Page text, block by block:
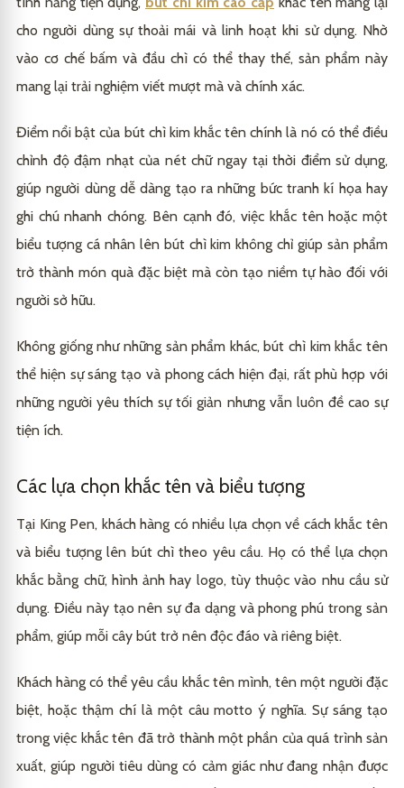
cho người dùng sự thoải mái và linh hoạt khi sử dụng. Nhờ
vào cơ chế bấm và đầu chì có thể thay thế, sản phẩm này
mang lại trải nghiệm viết mượt mà và chính xác.
Điểm nổi bật của bút chì kim khắc tên chính là nó có thể điều
chỉnh độ đậm nhạt của nét chữ ngay tại thời điểm sử dụng,
giúp người dùng dễ dàng tạo ra những bức tranh kí họa hay
ghi chú nhanh chóng. Bên cạnh đó, việc khắc tên hoặc một
biểu tượng cá nhân lên bút chì kim không chỉ giúp sản phẩm
trở thành món quà đặc biệt mà còn tạo niềm tự hào đối với
người sở hữu.
Không giống như những sản phẩm khác, bút chì kim khắc tên
thể hiện sự sáng tạo và phong cách hiện đại, rất phù hợp với
những người yêu thích sự tối giản nhưng vẫn luôn đề cao sự
tiện ích.
Các lựa chọn khắc tên và biểu tượng
Tại King Pen, khách hàng có nhiều lựa chọn về cách khắc tên
và biểu tượng lên bút chì theo yêu cầu. Họ có thể lựa chọn
khắc bằng chữ, hình ảnh hay logo, tùy thuộc vào nhu cầu sử
dụng. Điều này tạo nên sự đa dạng và phong phú trong sản
phẩm, giúp mỗi cây bút trở nên độc đáo và riêng biệt.
Khách hàng có thể yêu cầu khắc tên mình, tên một người đặc
biệt, hoặc thậm chí là một câu motto ý nghĩa. Sự sáng tạo
trong việc khắc tên đã trở thành một phần của quá trình sản
xuất, giúp người tiêu dùng có cảm giác như đang nhận được